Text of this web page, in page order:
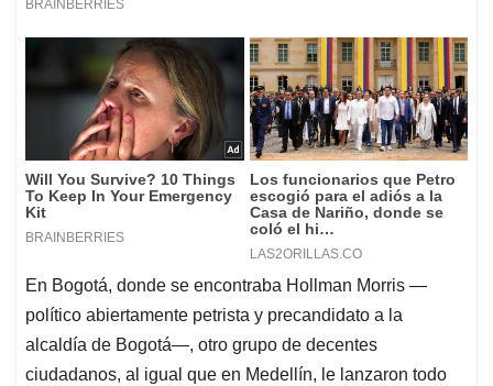
En Bogotá, donde se encontraba Hollman Morris —
político abiertamente petrista y precandidato a la
alcaldía de Bogotá—, otro grupo de decentes
ciudadanos, al igual que en Medellín, le lanzaron todo